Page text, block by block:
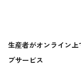
生産者がオンライン
ブサービス